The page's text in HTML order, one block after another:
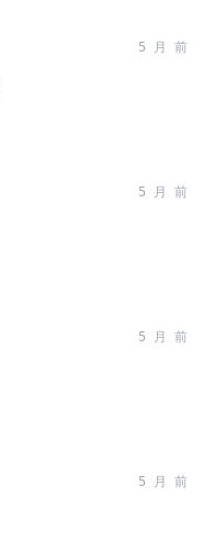
5 月 前
5 月 前
5 月 前
5 月 前